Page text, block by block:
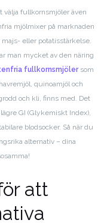
välja fullkornsmjöler även
mjölmixer på marknaden
eller potatisstärkelse.
man mycket av den näring
fullkornsmjölersom
quinoamjöl och
och kli, finns med. Det
GI (Glykemiskt Index),
blodsocker. Så när du
alternativ – dina
att